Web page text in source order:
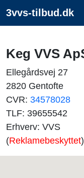
3vvs-tilbud.dk
Keg VVS
Ellegårdsvej 27
2820 Gentofte
CVR: 34578028
TLF: 39655542
Erhverv: VVS
(Reklamebeskyttet)